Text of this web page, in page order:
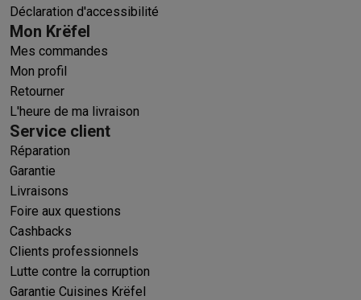
Déclaration d'accessibilité
Mon Krëfel
Mes commandes
Mon profil
Retourner
L'heure de ma livraison
Service client
Réparation
Garantie
Livraisons
Foire aux questions
Cashbacks
Clients professionnels
Lutte contre la corruption
Garantie Cuisines Krëfel